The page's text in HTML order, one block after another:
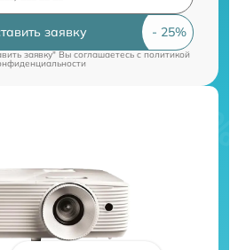
заявку
заявку" Вы соглашаетесь cполитикой